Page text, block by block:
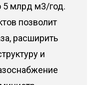
5 млрд м3/год.
позволит
расширить
и